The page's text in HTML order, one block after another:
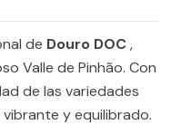
de Douro DOC,
Valle de Pinhão. Con
de las variedades
y equilibrado.